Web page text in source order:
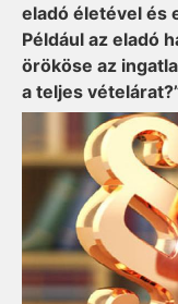
eladó életével és
Például az eladó
örököse az
a teljes